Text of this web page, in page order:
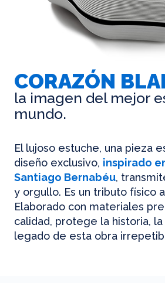
CORAZÓN
la imagen del mejor
mundo.
El lujoso estuche, una pieza
diseño exclusivo, inspirado
Santiago Bernabéu,
y orgullo. Es un tributo físico
Elaborado con materiales
calidad, protege la historia,
legado de esta obra